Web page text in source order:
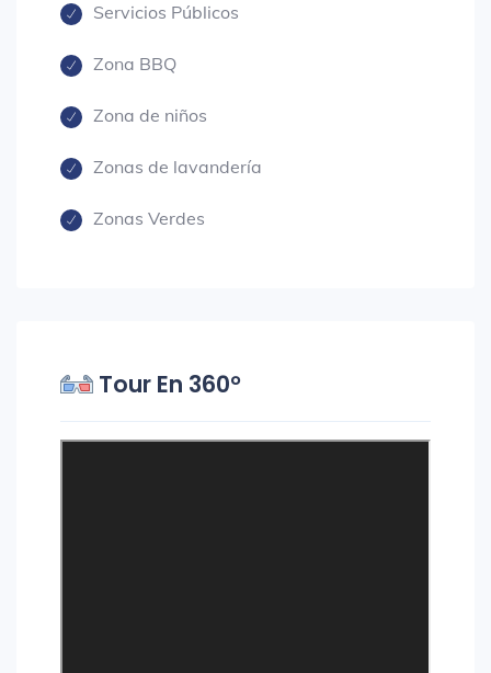
Servicios Públicos
Zona BBQ
Zona de niños
Zonas de lavandería
Zonas Verdes
Tour En 360°